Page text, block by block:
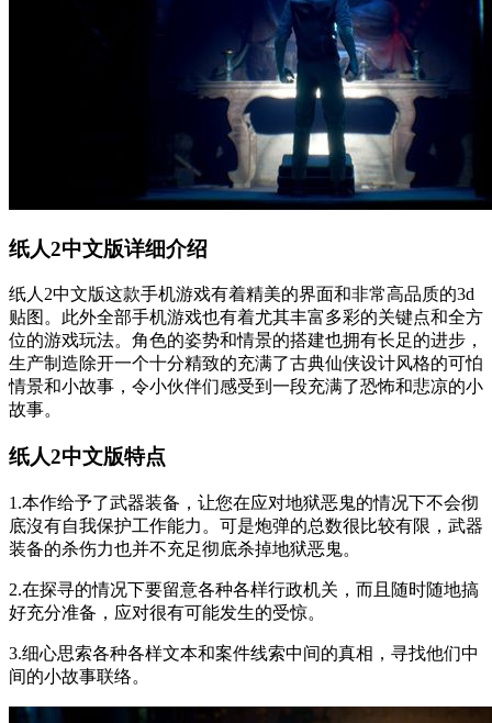
纸人2中文版详细介绍
纸人2中文版这款手机游戏有着精美的界面和非常高品质的3d
贴图。此外全部手机游戏也有着尤其丰富多彩的关键点和全方
位的游戏玩法。角色的姿势和情景的搭建也拥有长足的进步，
生产制造除开一个十分精致的充满了古典仙侠设计风格的可怕
情景和小故事，令小伙伴们感受到一段充满了恐怖和悲凉的小
故事。
纸人2中文版特点
1.本作给予了武器装备，让您在应对地狱恶鬼的情况下不会彻
底沒有自我保护工作能力。可是炮弹的总数很比较有限，武器
装备的杀伤力也并不充足彻底杀掉地狱恶鬼。
2.在探寻的情况下要留意各种各样行政机关，而且随时随地搞
好充分准备，应对很有可能发生的受惊。
3.细心思索各种各样文本和案件线索中间的真相，寻找他们中
间的小故事联络。